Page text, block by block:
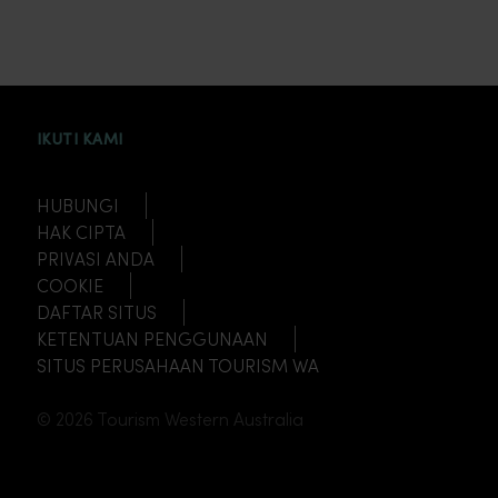
IKUTI KAMI
HUBUNGI
HAK CIPTA
PRIVASI ANDA
COOKIE
DAFTAR SITUS
KETENTUAN PENGGUNAAN
SITUS PERUSAHAAN TOURISM WA
© 2026 Tourism Western Australia